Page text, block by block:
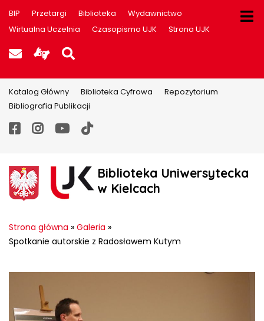
BIP Przetargi Biblioteka
Wydawnictwo
Wirtualna Uczelnia
Czasopismo UJK Strona UJK
Poczta UJK
Informacje dla użytkowników
Szukaj na stronie
Katalog Główny Biblioteka Cyfrowa
Repozytorium
Bibliografia Publikacji
Facebook
Instagram
YouTube
TikTok
Biblioteka Uniwersytecka
w Kielcach
Strona główna » Galeria »
Spotkanie autorskie z Radosławem Kutym